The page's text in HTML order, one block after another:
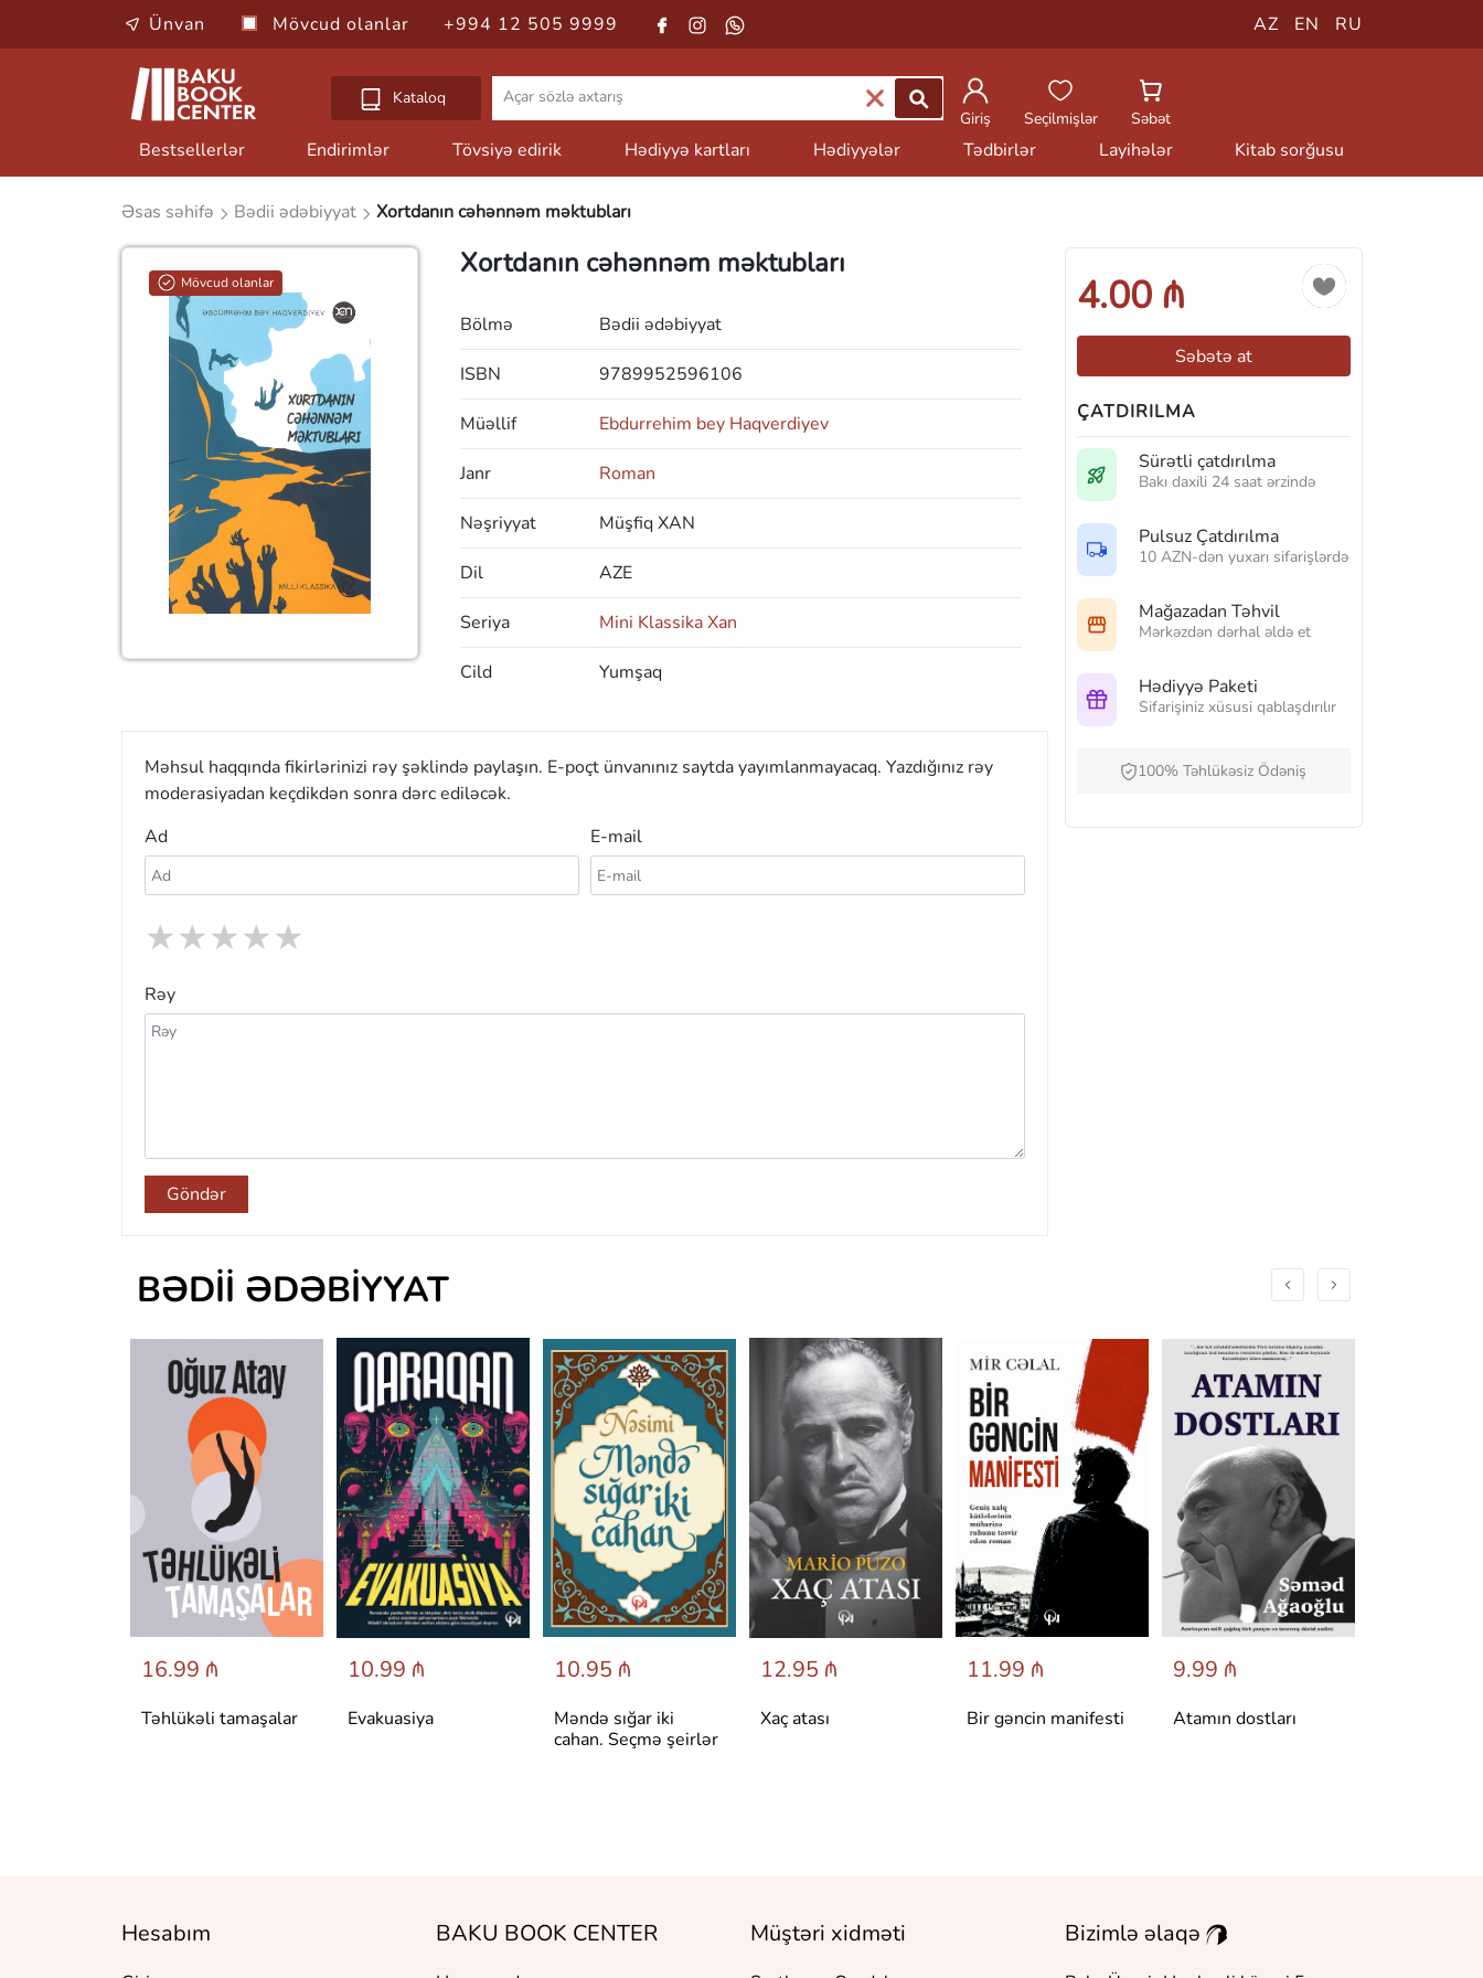
Ünvan Mövcud olanlar +994 12 505 9999 AZ EN RU
Kataloq
Giriş
Seçilmişlər Səbət
Bestsellerlər Endirimlər Tövsiyə edirik Hədiyyə kartları Hədiyyələr Tədbirlər Layihələr Kitab sorğusu
Əsas səhifə Bədii ədəbiyyat Xortdanın cəhənnəm məktubları
Mövcud olanlar
Xortdanın cəhənnəm məktubları
Bölmə Bədii ədəbiyyat
ISBN 9789952596106
Müəllif Ebdurrehim bey Haqverdiyev
Janr Roman
Nəşriyyat Müşfiq XAN
Dil AZE
Seriya Mini Klassika Xan
Cild Yumşaq
Məhsul haqqında fikirlərinizi rəy şəklində paylaşın. E-poçt ünvanınız saytda yayımlanmayacaq. Yazdığınız rəy
moderasiyadan keçdikdən sonra dərc ediləcək.
Ad
E-mail
★
★
★
★
★
Rəy
Göndər
4.00 ₼
Səbətə at
ÇATDIRILMA
Sürətli çatdırılma
Bakı daxili 24 saat ərzində
Pulsuz Çatdırılma
10 AZN-dən yuxarı sifarişlərdə
Mağazadan Təhvil
Mərkəzdən dərhal əldə et
Hədiyyə Paketi
Sifarişiniz xüsusi qablaşdırılır
100% Təhlükəsiz Ödəniş
BƏDII ƏDƏBIYYAT
16.99 ₼
Təhlükəli tamaşalar
10.99 ₼
Evakuasiya
10.95 ₼
Məndə sığar iki
cahan. Seçmə şeirlər
12.95 ₼
Xaç atası
11.99 ₼
Bir gəncin manifesti
9.99 ₼
Atamın dostları
Hesabım BAKU BOOK CENTER Müştəri xidməti Bizimlə əlaqə